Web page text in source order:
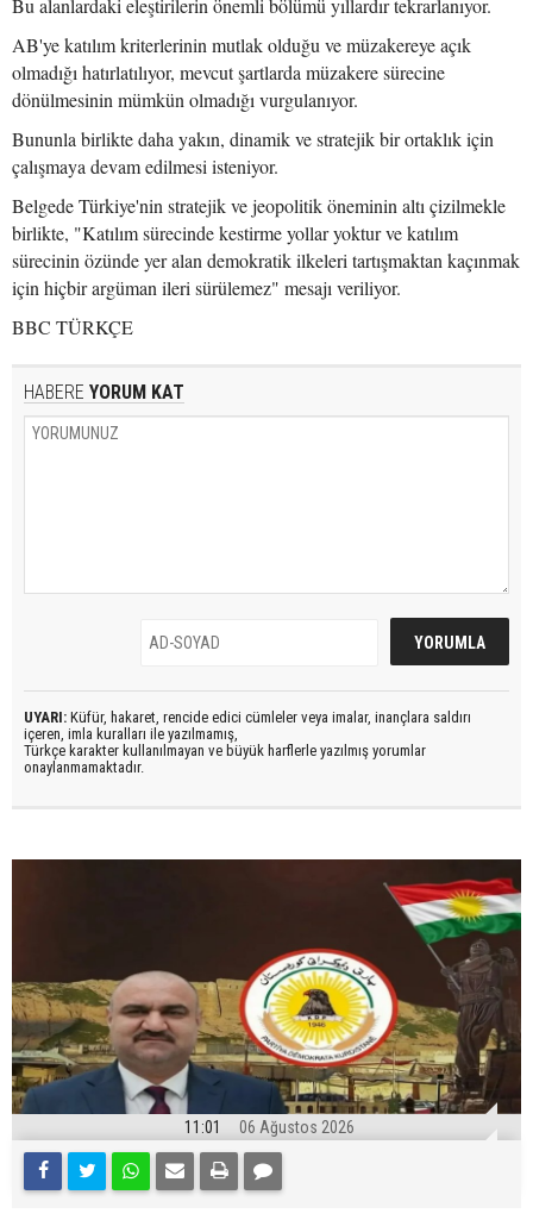
Bu alanlardaki eleştirilerin önemli bölümü yıllardır tekrarlanıyor.
AB'ye katılım kriterlerinin mutlak olduğu ve müzakereye açık
olmadığı hatırlatılıyor, mevcut şartlarda müzakere sürecine
dönülmesinin mümkün olmadığı vurgulanıyor.
Bununla birlikte daha yakın, dinamik ve stratejik bir ortaklık için
çalışmaya devam edilmesi isteniyor.
Belgede Türkiye'nin stratejik ve jeopolitik öneminin altı çizilmekle
birlikte, "Katılım sürecinde kestirme yollar yoktur ve katılım
sürecinin özünde yer alan demokratik ilkeleri tartışmaktan kaçınmak
için hiçbir argüman ileri sürülemez" mesajı veriliyor.
BBC TÜRKÇE
HABERE YORUM KAT
UYARI: Küfür, hakaret, rencide edici cümleler veya imalar, inançlara saldırı
içeren, imla kuralları ile yazılmamış,
Türkçe karakter kullanılmayan ve büyük harflerle yazılmış yorumlar
onaylanmamaktadır.
11:01 06 Ağustos 2026